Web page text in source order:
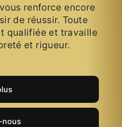
renforce encore
de réussir. Toute
qualifiée et travaille
et rigueur.
nous